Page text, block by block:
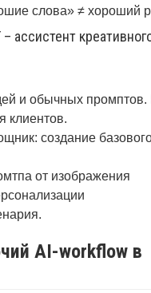
слова» ≠ хороший
– ассистент
и обычных промптов.
клиентов.
создание
от изображения
AI-workflow в